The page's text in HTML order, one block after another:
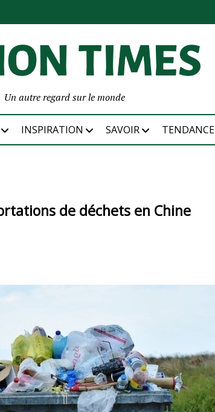
Un autre regard sur le monde
INSPIRATION SAVOIR TENDANCE
de déchets en Chine